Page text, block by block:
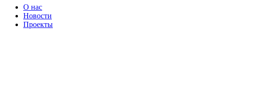
О нас
Новости
Проекты